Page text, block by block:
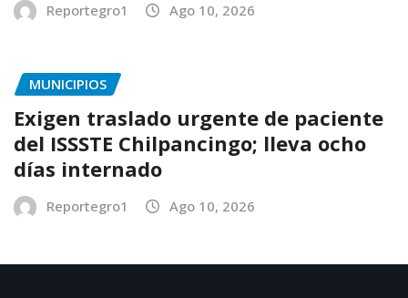
Reportegro1 Ago 10, 2026
MUNICIPIOS
Exigen traslado urgente de paciente
del ISSSTE Chilpancingo; lleva ocho
días internado
Reportegro1 Ago 10, 2026